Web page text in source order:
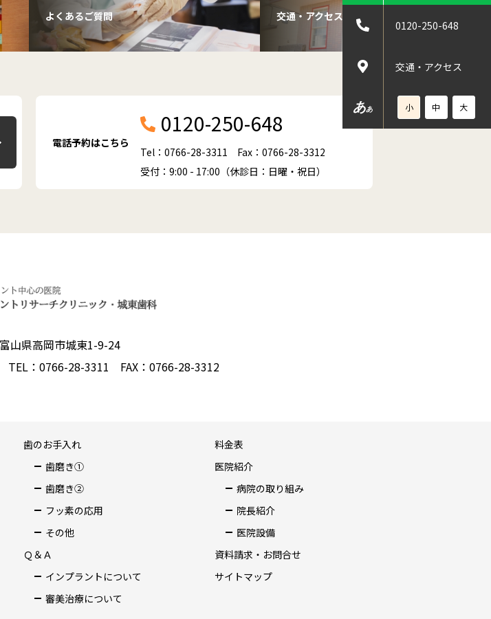
0120-250-648
交通・アクセス
ああ 小 中 大
よくあるご質問 交通・アクセス
電話予約はこちら
0120-250-648
Tel：0766-28-3311 Fax：0766-28-3312
受付：9:00 - 17:00（休診日：日曜・祝日）
山県高岡市城東1-9-24
TEL：0766-28-3311 FAX：0766-28-3312
歯のお手入れ
歯磨き①
歯磨き②
フッ素の応用
その他
Ｑ＆Ａ
インプラントについて
審美治療について
料金表
医院紹介
病院の取り組み
院長紹介
医院設備
資料請求・お問合せ
サイトマップ